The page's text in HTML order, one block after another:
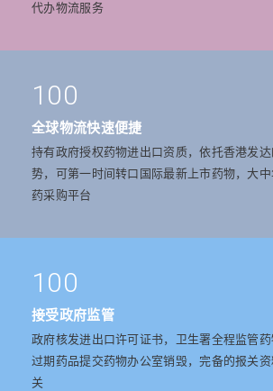
代办物流服务
100
全球物流快速便捷
持有政府授权药物进出口资质，依托香港发
势，可第一时间转口国际最新上市药物，大
药采购平台
100
接受政府监管
政府核发进出口许可证书，卫生署全程监管
过期药品提交药物办公室销毁，完备的报关
关